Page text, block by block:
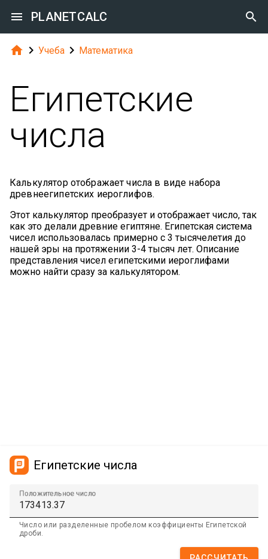
 PLANETCALC 
  Учеба  Математика
Египетские
числа
Калькулятор отображает числа в виде набора
древнеегипетских иероглифов.
Этот калькулятор преобразует и отображает число, так
как это делали древние египтяне. Египетская система
чисел использовалась примерно с 3 тысячелетия до
нашей эры на протяжении 3-4 тысяч лет. Описание
представления чисел египетскими иероглифами
можно найти сразу за калькулятором.
Египетские числа
Положительное число
Число или разделенные пробелом коэффициенты Египетской
дроби.